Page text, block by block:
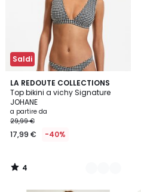
Saldi
LA REDOUTE COLLECTIONS
Top bikini a vichy Signature
JOHANE
a partire da
29,99 €
17,99 € -40%
4
/
5
2
Colori
4
/